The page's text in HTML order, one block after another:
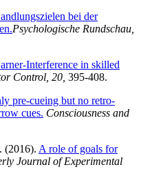
bei der
Psychologische Rundschau,
Interference in skilled
Control, 20, 395-408.
pre-cueing but no retro-
cues. Consciousness and
(2016). A role of goals for
Journal of Experimental